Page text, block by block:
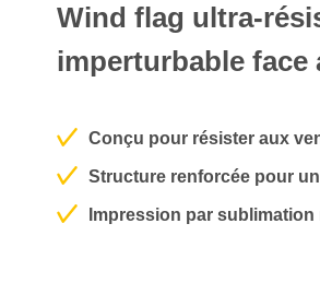
Wind flag ultra-
imperturbable face
Conçu pour résister aux
Structure renforcée pour
Impression par